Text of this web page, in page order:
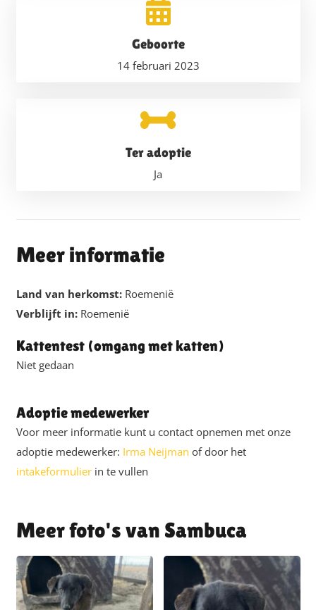
Geboorte
14 februari 2023
Ter adoptie
Ja
Meer informatie
Land van herkomst: Roemenië
Verblijft in: Roemenië
Kattentest (omgang met katten)
Niet gedaan
Adoptie medewerker
Voor meer informatie kunt u contact opnemen met onze
adoptie medewerker: Irma Neijman of door het
intakeformulierin te vullen
Sambuca